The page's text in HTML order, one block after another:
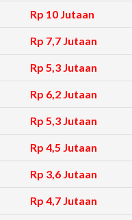
Rp 10 Jutaan
Rp 7,7 Jutaan
Rp 5,3 Jutaan
Rp 6,2 Jutaan
Rp 5,3 Jutaan
Rp 4,5 Jutaan
Rp 3,6 Jutaan
Rp 4,7 Jutaan